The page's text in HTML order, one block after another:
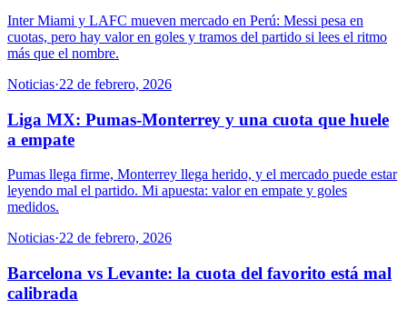
Inter Miami y LAFC mueven mercado en Perú: Messi pesa en
cuotas, pero hay valor en goles y tramos del partido si lees el ritmo
más que el nombre.
Noticias·22 de febrero, 2026
Liga MX: Pumas-Monterrey y una cuota que huele
a empate
Pumas llega firme, Monterrey llega herido, y el mercado puede estar
leyendo mal el partido. Mi apuesta: valor en empate y goles
medidos.
Noticias·22 de febrero, 2026
Barcelona vs Levante: la cuota del favorito está mal
calibrada